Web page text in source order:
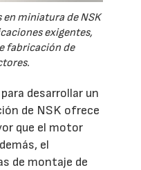
en miniatura de NSK
exigentes,
fabricación de
desarrollar un
de NSK ofrece
que el motor
el
de montaje de